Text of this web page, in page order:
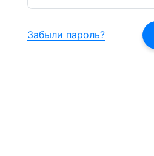
Забыли пароль?